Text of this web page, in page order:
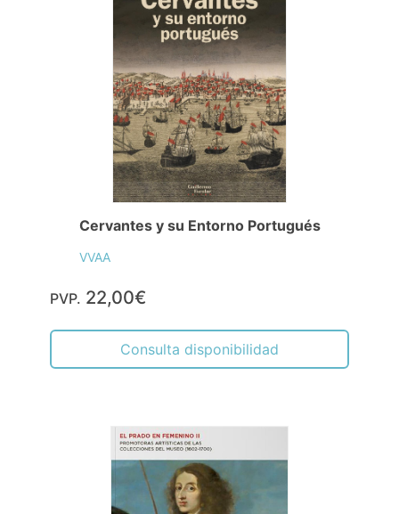
Cervantes y su Entorno Portugués
VVAA
PVP. 22,00€
Consulta disponibilidad